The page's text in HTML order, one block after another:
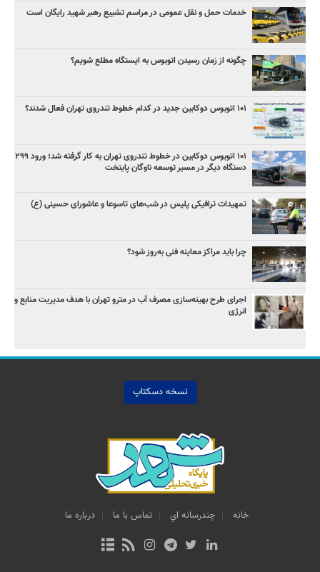
خدمات حمل و نقل عمومی در مراسم تشییع رهبر شهید رایگان است
چگونه از زمان رسیدن اتوبوس به ایستگاه مطلع شویم؟
۱۰۱ اتوبوس دوکابین جدید در کدام خطوط تندروی تهران فعال شدند؟
۱۰۱ اتوبوس دوکابین در خطوط تندروی تهران به کار گرفته شد؛ ورود ۲۹۹
دستگاه دیگر در مسیر توسعه ناوگان پایتخت
تمهیدات ترافیکی پلیس در شب‌های تاسوعا و عاشورای حسینی (ع)
چرا باید مراکز معاینه فنی به‌روز شود؟
اجرای طرح بهینه‌سازی مصرف آب در مترو تهران با هدف مدیریت منابع و
انرژی
نسخه دسکتاپ
خانه چندرسانه اي تماس با ما درباره ما